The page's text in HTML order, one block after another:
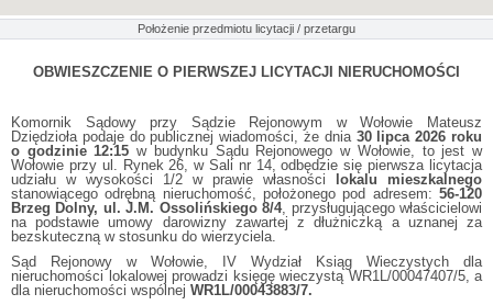
Położenie przedmiotu licytacji / przetargu
OBWIESZCZENIE O PIERWSZEJ LICYTACJI NIERUCHOMOŚCI
Komornik Sądowy przy Sądzie Rejonowym w Wołowie Mateusz
Dziędzioła podaje do publicznej wiadomości, że dnia 30 lipca 2026 roku
o godzinie 12:15 w budynku Sądu Rejonowego w Wołowie, to jest w
Wołowie przy ul. Rynek 26, w Sali nr 14, odbędzie się pierwsza licytacja
udziału w wysokości 1/2 w prawie własności
lokalu mieszkalnego
stanowiącego odrębną nieruchomość, położonego pod adresem: 56-120
Brzeg Dolny, ul. J.M. Ossolińskiego 8/4, przysługującego właścicielowi
na podstawie umowy darowizny zawartej z dłużniczką a uznanej za
bezskuteczną w stosunku do wierzyciela.
Sąd Rejonowy w Wołowie, IV Wydział Ksiąg Wieczystych dla
nieruchomości lokalowej prowadzi księgę wieczystą WR1L/00047407/5, a
dla nieruchomości wspólnej WR1L/00043883/7.